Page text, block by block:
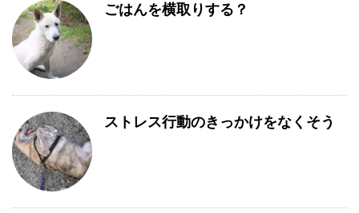
ごはんを横取りする？
ストレス行動のきっかけをなくそう